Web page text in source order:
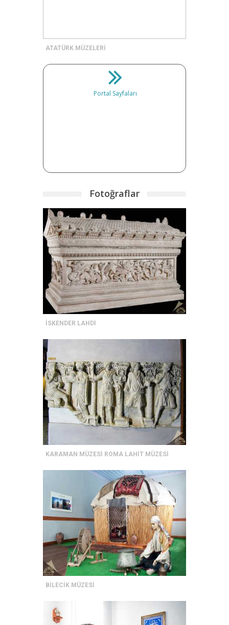
ATATÜRK MÜZELERİ
Portal Sayfaları
Fotoğraflar
İSKENDER LAHDİ
KARAMAN MÜZESİ ROMA LAHİT MÜZESİ
BİLECİK MÜZESİ